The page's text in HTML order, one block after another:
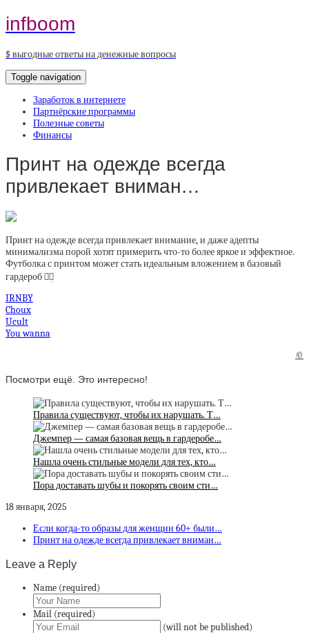
infboom
$ выгодные ответы на денежные вопросы
Toggle navigation
Заработок в интернете
Партнёрские программы
Полезные советы
Финансы
Принт на одежде всегда
привлекает вниман…
Принт на одежде всегда привлекает внимание, и даже адепты
минимализма порой хотят примерить что-то более яркое и эффектное.
Футболка с принтом может стать идеальным вложением в базовый
гардероб👌🏻
IRNBY
Choux
Ucult
You wanna
©
Посмотри ещё. Это интересно!
Правила существуют, чтобы их нарушать. Т…
Джемпер — самая базовая вещь в гардеробе…
Нашла очень стильные модели для тех, кто…
Пора доставать шубы и покорять своим сти…
18 января, 2025
Если когда-то образы для женщин 60+ были…
Принт на одежде всегда привлекает вниман…
Leave a Reply
Name (required)
Mail (required)
(will not be published)